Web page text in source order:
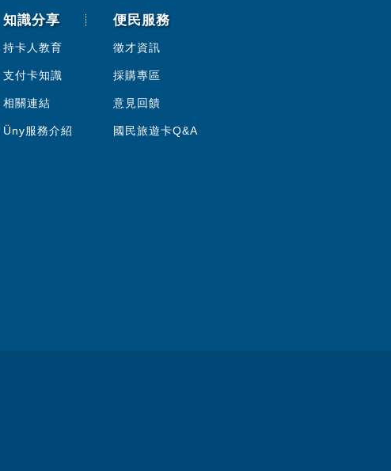
知識分享
持卡人教育
支付卡知識
相關連結
Üny服務介紹
便民服務
徵才資訊
採購專區
意見回饋
國民旅遊卡Q&A